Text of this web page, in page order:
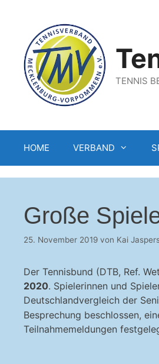
springen
TENNIS
HOME VERBAND
Große
25. November 2019 von Kai
Der Tennisbund (DTB, Ref.
2020. Spielerinnen und
Deutschlandvergleich der
Besprechung beschlossen,
Teilnahmemeldungen